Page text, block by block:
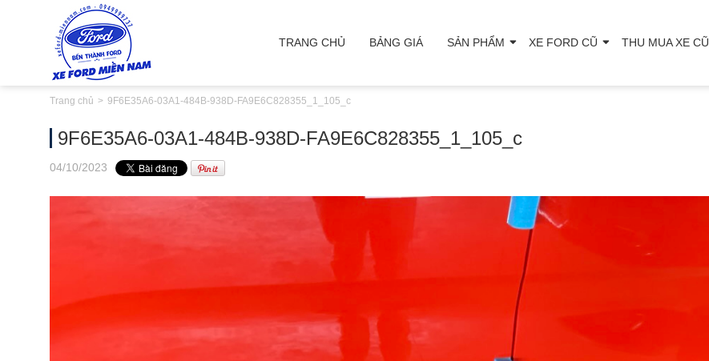
TRANG CHỦ BẢNG GIÁ SẢN PHẨM XE FORD CŨ THU MUA XE CŨ
Trang chủ 9F6E35A6-03A1-484B-938D-FA9E6C828355_1_105_c
9F6E35A6-03A1-484B-938D-FA9E6C828355_1_105_c
04/10/2023